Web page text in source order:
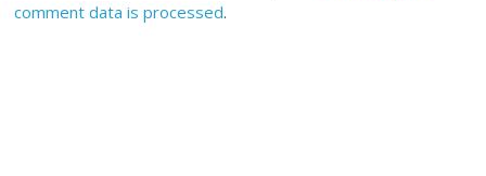
comment data is processed.